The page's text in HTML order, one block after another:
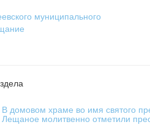
муниципального
В домовом храме во имя святого
Лещаное молитвенно отметили